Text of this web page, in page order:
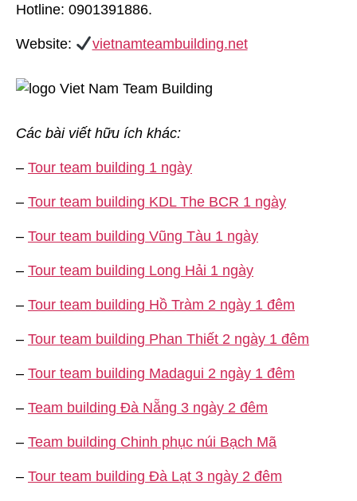
Hotline: 0901391886.
Website: vietnamteambuilding.net
Các bài viết hữu ích khác:
– Tour team building 1 ngày
– Tour team building KDL The BCR 1 ngày
– Tour team building Vũng Tàu 1 ngày
– Tour team building Long Hải 1 ngày
– Tour team building Hồ Tràm 2 ngày 1 đêm
– Tour team building Phan Thiết 2 ngày 1 đêm
– Tour team building Madagui 2 ngày 1 đêm
– Team building Đà Nẵng 3 ngày 2 đêm
– Team building Chinh phục núi Bạch Mã
– Tour team building Đà Lạt 3 ngày 2 đêm